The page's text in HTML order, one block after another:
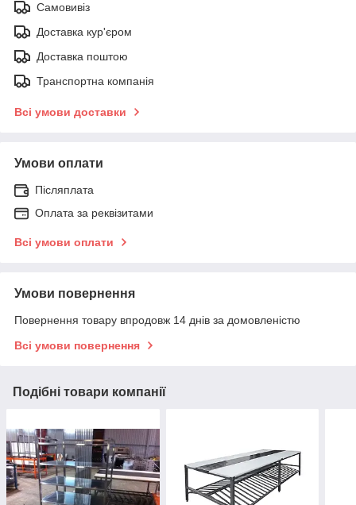
Самовивіз
Доставка кур'єром
Доставка поштою
Транспортна компанія
Всі умови доставки
Умови оплати
Післяплата
Оплата за реквізитами
Всі умови оплати
Умови повернення
Повернення товару впродовж 14 днів за домовленістю
Всі умови повернення
Подібні товари компанії